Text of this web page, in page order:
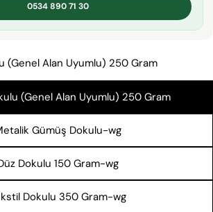
0534 890 71 30
(Genel Alan Uyumlu) 250 Gram
(Genel Alan Uyumlu) 250 Gram
Gümüş Dokulu-wg
Dokulu 150 Gram-wg
Dokulu 350 Gram-wg
doldurulması zorunludur.